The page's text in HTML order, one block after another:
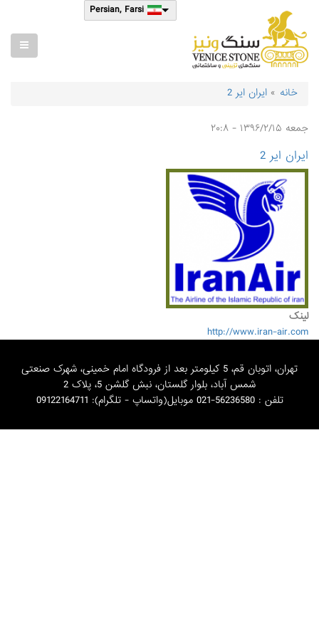
محتوای
اصلی
Select
your
Persian, Farsi
خانه ایران ایر 2
جمعه ۱۳۹۶/۲/۱۵ - ۲۰:۸
ایران ایر 2
لینک
http://www.iran-air.com
تهران، اتوبان قم، 5 کیلومتر بعد از فرودگاه امام خمینی، شهرک صنعتی
شمس آباد، بلوار گلستان، نبش گلشن 5، پلاک 2
تلفن : 56236580-021 موبایل(واتساپ - تلگرام): 09122164711